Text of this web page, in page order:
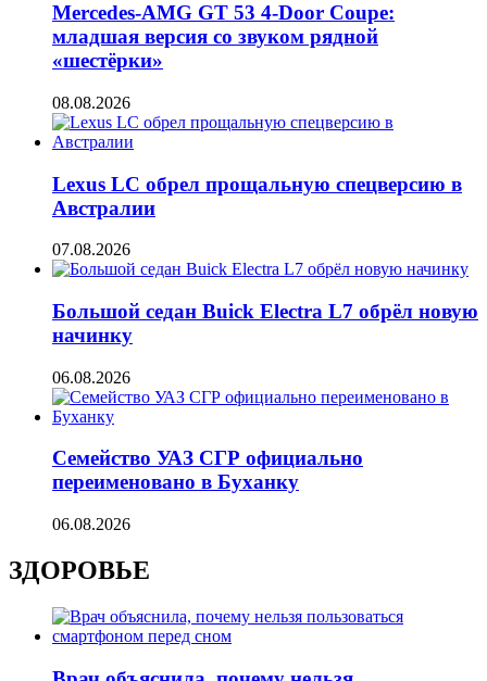
Mercedes-AMG GT 53 4-Door Coupe:
младшая версия со звуком рядной
«шестёрки»
08.08.2026
Lexus LC обрел прощальную спецверсию в
Австралии
07.08.2026
Большой седан Buick Electra L7 обрёл новую
начинку
06.08.2026
Семейство УАЗ СГР официально
переименовано в Буханку
06.08.2026
ЗДОРОВЬЕ